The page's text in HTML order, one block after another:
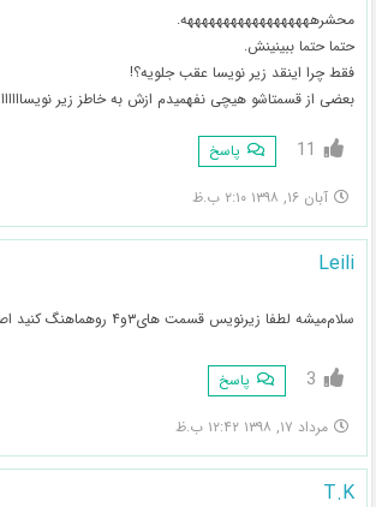
محشرههههههههههههههههههه.
حتما حتما ببینینش.
فقط چرا اینقد زیر نویسا عقب جلویه؟!
بعضی از قسمتاشو هیچی نفهمیدم ازش به خاطز زیر نویساااااا
11 پاسخ
آبان ۱۶, ۱۳۹۸ ۲:۱۰ ب.ظ
Leili
سلام‌میشه لطفا زیرنویس قسمت های۳و۴ روهماهنگ کنید اصلا خوب نیست
3 پاسخ
مرداد ۱۷, ۱۳۹۸ ۱۲:۴۲ ب.ظ
T.K